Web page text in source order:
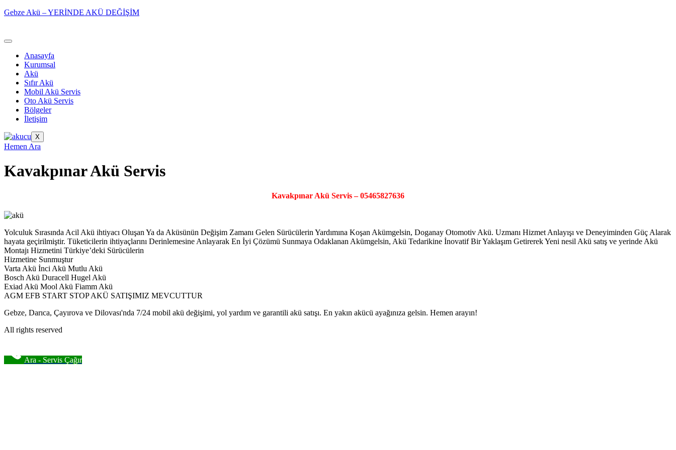
Gebze Akü – YERİNDE AKÜ DEĞİŞİM
Anasayfa
Kurumsal
Akü
Sıfır Akü
Mobil Akü Servis
Oto Akü Servis
Bölgeler
İletişim
X
Hemen Ara
Kavakpınar Akü Servis
Kavakpınar Akü Servis – 05465827636
Yolculuk Sırasında Acil Akü ihtiyacı Oluşan Ya da Aküsünün Değişim Zamanı Gelen Sürücülerin Yardımına Koşan Akümgelsin, Doganay Otomotiv Akü. Uzmanı Hizmet Anlayışı ve Deneyiminden Güç Alarak
hayata geçirilmiştir. Tüketicilerin ihtiyaçlarını Derinlemesine Anlayarak En İyi Çözümü Sunmaya Odaklanan Akümgelsin, Akü Tedarikine İnovatif Bir Yaklaşım Getirerek Yeni nesil Akü satış ve yerinde Akü
Montajı Hizmetini Türkiye’deki Sürücülerin
Hizmetine Sunmuştur
Varta Akü İnci Akü Mutlu Akü
Bosch Akü Duracell Hugel Akü
Exiad Akü Mool Akü Fiamm Akü
AGM EFB START STOP AKÜ SATIŞIMIZ MEVCUTTUR
Gebze, Darıca, Çayırova ve Dilovası'nda 7/24 mobil akü değişimi, yol yardım ve garantili akü satışı. En yakın akücü ayağınıza gelsin. Hemen arayın!
All rights reserved
Ara - Servis Çağır